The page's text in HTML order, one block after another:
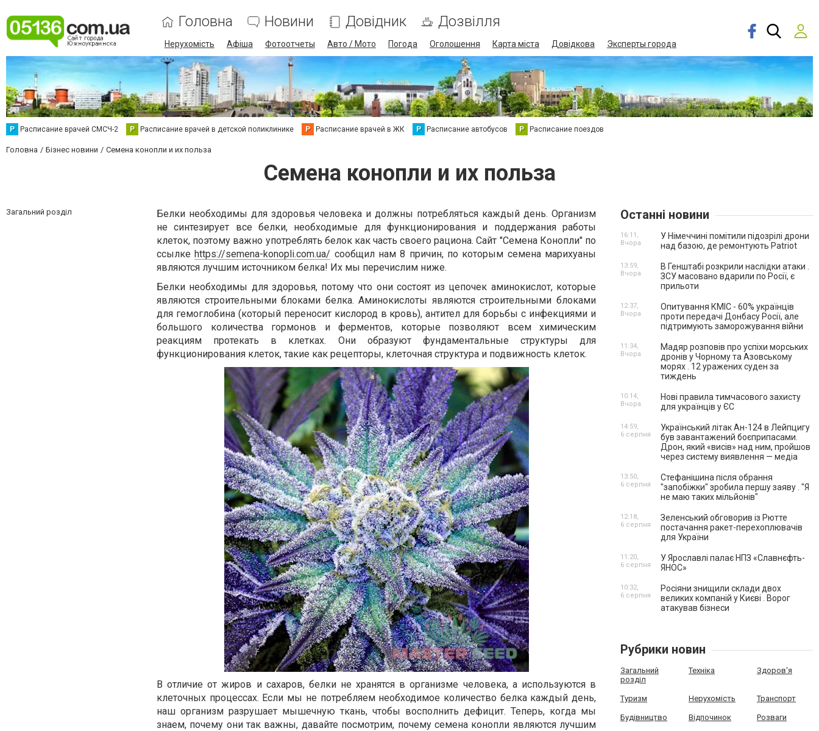
Головна Новини Довідник Дозвілля
Нерухомість Афіша Фотоотчеты Авто / Мото Погода Оголошення Карта міста Довідкова Эксперты города
Р Расписание врачей СМСЧ-2 Р Расписание врачей в детской поликлинике Р Расписание врачей в ЖК Р Расписание автобусов Р Расписание поездов
Головна Бізнес новини Семена конопли и их польза
Семена конопли и их польза
Загальний розділ
Белки необходимы для здоровья человека и должны потребляться каждый день. Организм
не синтезирует все белки, необходимые для функционирования и поддержания работы
клеток, поэтому важно употреблять белок как часть своего рациона. Сайт "Семена Конопли" по
ссылкеhttps://semena-konopli.com.ua/ сообщил нам 8 причин, по которым семена марихуаны
являются лучшим источником белка! Их мы перечислим ниже.
Белки необходимы для здоровья, потому что они состоят из цепочек аминокислот, которые
являются строительными блоками белка. Аминокислоты являются строительными блоками
для гемоглобина (который переносит кислород в кровь), антител для борьбы с инфекциями и
большого количества гормонов и ферментов, которые позволяют всем химическим
реакциям протекать в клетках. Они образуют фундаментальные структуры для
функционирования клеток, такие как рецепторы, клеточная структура и подвижность клеток.
В отличие от жиров и сахаров, белки не хранятся в организме человека, а используются в
клеточных процессах. Если мы не потребляем необходимое количество белка каждый день,
наш организм разрушает мышечную ткань, чтобы восполнить дефицит. Теперь, когда мы
знаем, почему они так важны, давайте посмотрим, почему семена конопли являются лучшим
Останні новини
У Німеччині помітили підозрілі дрони
над базою, де ремонтують Patriot
16:11,
Вчора
В Генштабі розкрили наслідки атаки .
ЗСУ масовано вдарили по Росії, є
прильоти
13:59,
Вчора
Опитування КМІС - 60% українців
проти передачі Донбасу Росії, але
підтримують заморожування війни
12:37,
Вчора
Мадяр розповів про успіхи морських
дронів у Чорному та Азовському
морях . 12 уражених суден за
тиждень
11:34,
Вчора
Нові правила тимчасового захисту
для українців у ЄС
10:14,
Вчора
Український літак Ан-124 в Лейпцигу
був завантажений боєприпасами.
Дрон, який «висів» над ним, пройшов
через систему виявлення — медіа
14:59,
6 серпня
Стефанішина після обрання
"запобіжки" зробила першу заяву . "Я
не маю таких мільйонів"
13:50,
6 серпня
Зеленський обговорив із Рютте
постачання ракет-перехоплювачів
для України
12:18,
6 серпня
У Ярославлі палає НПЗ «Славнєфть-
ЯНОС»
11:20,
6 серпня
Росіяни знищили склади двох
великих компаній у Києві . Ворог
атакував бізнеси
10:32,
6 серпня
Рубрики новин
Загальний
розділ
Техніка Здоров'я
Туризм Нерухомість Транспорт
Будівництво Відпочинок Розваги